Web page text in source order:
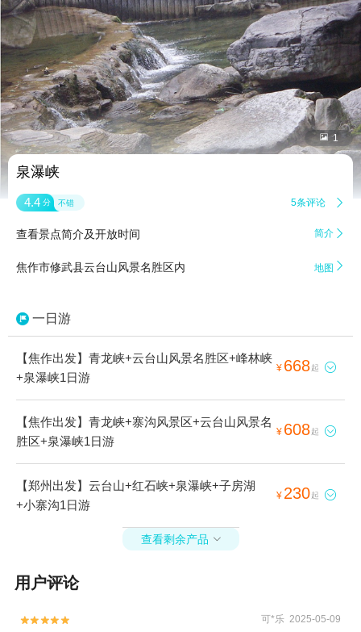
 1
泉瀑峡
4.4 分 不错 5条评论 
查看景点简介及开放时间 简介 
焦作市修武县云台山风景名胜区内 地图 
一日游
【焦作出发】青龙峡+云台山风景名胜区+峰林峡
+泉瀑峡1日游
¥ 668起 
【焦作出发】青龙峡+寨沟风景区+云台山风景名
胜区+泉瀑峡1日游
¥ 608起 
【郑州出发】云台山+红石峡+泉瀑峡+子房湖
+小寨沟1日游
¥ 230起 
查看剩余产品 
用户评论

 可*乐 2025-05-09
